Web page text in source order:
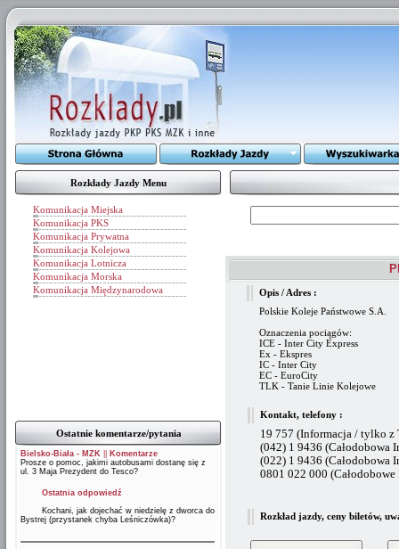
Rozkłady Jazdy Menu
Komunikacja Miejska
Komunikacja PKS
Komunikacja Prywatna
Komunikacja Kolejowa
Komunikacja Lotnicza
Komunikacja Morska
Komunikacja Międzynarodowa
Ostatnie komentarze/pytania
Bielsko-Biała - MZK
Komentarze
Prosze o pomoc, jakimi autobusami dostanę się z
ul. 3 Maja Prezydent do Tesco?
Ostatnia odpowiedź
Kochani, jak dojechać w niedzielę z dworca do
Bystrej (przystanek chyba Leśniczówka)?
Opis / Adres :
Polskie Koleje Państwowe S.A.
Oznaczenia pociągów:
ICE - Inter City Express
Ex - Ekspres
IC - Inter City
EC - EuroCity
TLK - Tanie Linie Kolejowe
Kontakt, telefony :
19 757 (Informacja / tylko z
(042) 1 9436 (Całodobowa
(022) 1 9436 (Całodobowa
0801 022 000
Rozkład jazdy, ceny biletów,